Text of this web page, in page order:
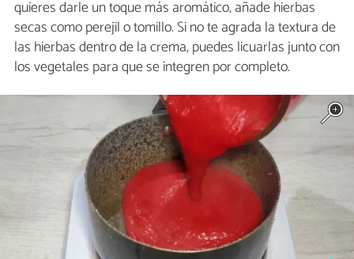
quieres darle un toque más aromático, añade hierbas
secas como perejil o tomillo. Si no te agrada la textura de
las hierbas dentro de la crema, puedes licuarlas junto con
los vegetales para que se integren por completo.